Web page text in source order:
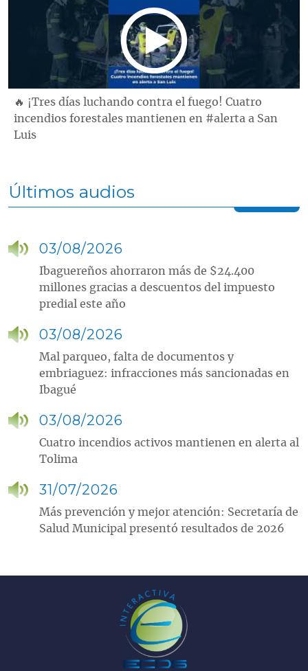
🔥 ¡Tres días luchando contra el fuego! Cuatro
incendios forestales mantienen en #alerta a San
Luis
Últimos audios
03/08/2026
Ibaguereños ahorraron más de $24.400
millones gracias a descuentos del impuesto
predial este año
03/08/2026
Mal parqueo, falta de documentos y
embriaguez: infracciones más sancionadas en
Ibagué
03/08/2026
Cuatro incendios activos mantienen en alerta al
Tolima
31/07/2026
Más prevención y mejor atención: Secretaría de
Salud Municipal presentó resultados de 2026